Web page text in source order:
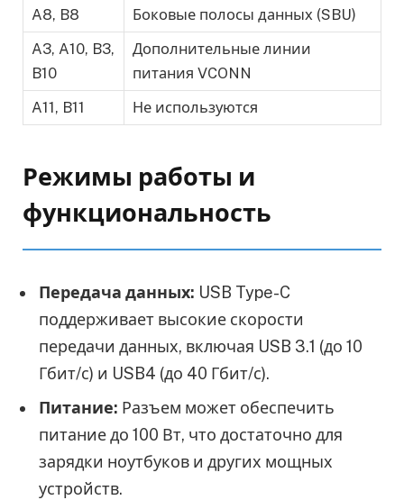
A8, B8
Боковые полосы данных (SBU)
A3, A10, B3,
B10
Дополнительные линии
питания VCONN
A11, B11
Не используются
Режимы работы и
функциональность
Передача данных: USB Type-C
поддерживает высокие скорости
передачи данных, включая USB 3.1 (до 10
Гбит/с) и USB4 (до 40 Гбит/с).
Питание: Разъем может обеспечить
питание до 100 Вт, что достаточно для
зарядки ноутбуков и других мощных
устройств.